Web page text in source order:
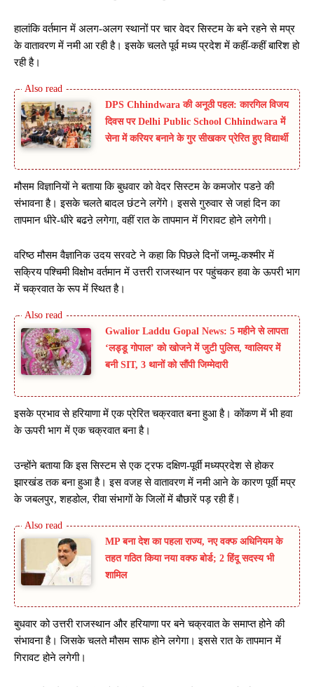
हालांकि वर्तमान में अलग-अलग स्थानों पर चार वेदर सिस्टम के बने रहने से मप्र
के वातावरण में नमी आ रही है। इसके चलते पूर्व मध्य प्रदेश में कहीं-कहीं बारिश हो
रही है।
DPS Chhindwara की अनूठी पहल: कारगिल विजय
दिवस पर Delhi Public School Chhindwara में
सेना में करियर बनाने के गुर सीखकर प्रेरित हुए विद्यार्थी
मौसम विज्ञानियों ने बताया कि बुधवार को वेदर सिस्टम के कमजोर पडऩे की
संभावना है। इसके चलते बादल छंटने लगेंगे। इससे गुरुवार से जहां दिन का
तापमान धीरे-धीरे बढऩे लगेगा, वहीं रात के तापमान में गिरावट होने लगेगी।
वरिष्ठ मौसम वैज्ञानिक उदय सरवटे ने कहा कि पिछले दिनों जम्मू-कश्मीर में
सक्रिय पश्चिमी विक्षोभ वर्तमान में उत्तरी राजस्थान पर पहुंचकर हवा के ऊपरी भाग
में चक्रवात के रूप में स्थित है।
Gwalior Laddu Gopal News: 5 महीने से लापता
‘लड्डू गोपाल’ को खोजने में जुटी पुलिस, ग्वालियर में
बनी SIT, 3 थानों को सौंपी जिम्मेदारी
इसके प्रभाव से हरियाणा में एक प्रेरित चक्रवात बना हुआ है। कोंकण में भी हवा
के ऊपरी भाग में एक चक्रवात बना है।
उन्होंने बताया कि इस सिस्टम से एक ट्रफ दक्षिण-पूर्वी मध्यप्रदेश से होकर
झारखंड तक बना हुआ है। इस वजह से वातावरण में नमी आने के कारण पूर्वी मप्र
के जबलपुर, शहडोल, रीवा संभागों के जिलों में बौछारें पड़ रही हैं।
MP बना देश का पहला राज्य, नए वक्फ अधिनियम के
तहत गठित किया नया वक्फ बोर्ड; 2 हिंदू सदस्य भी
शामिल
बुधवार को उत्तरी राजस्थान और हरियाणा पर बने चक्रवात के समाप्त होने की
संभावना है। जिसके चलते मौसम साफ होने लगेगा। इससे रात के तापमान में
गिरावट होने लगेगी।